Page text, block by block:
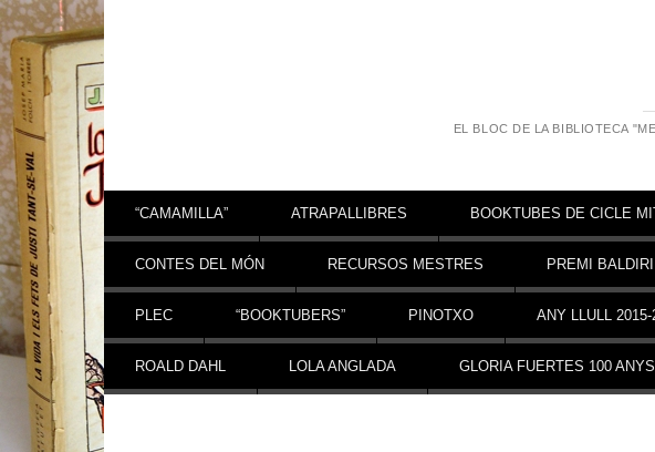
EL BLOC DE LA BIBLIOTECA
Vés al contingut
“CAMAMILLA” ATRAPALLIBRES BOOKTUBES DE CICLE
CONTES DEL MÓN RECURSOS MESTRES PREMI
PLEC “BOOKTUBERS” PINOTXO ANY LLULL 2015-
ROALD DAHL LOLA ANGLADA GLORIA FUERTES 100 ANYS